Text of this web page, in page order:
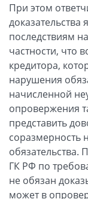
При этом
последствиям
частности, что
кредитора,
нарушения
начисленной
опровержения
представить
соразмерность
обязательства.
ГК РФ по
не обязан
может в